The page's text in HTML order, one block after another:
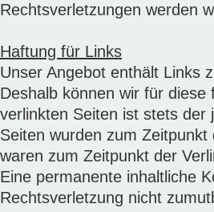
Rechtsverletzungen werden
Haftung für Links
Unser Angebot enthält Links
Deshalb können wir für
verlinkten Seiten ist stets der
Seiten wurden zum
waren zum Zeitpunkt der
Eine permanente inhaltliche
Rechtsverletzung nicht